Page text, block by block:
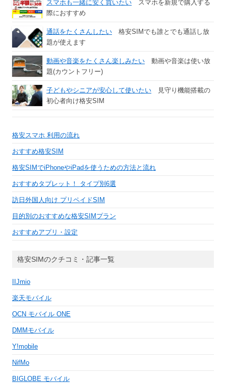
スマホも一緒に安く買いたい スマホを新規で購入する
際におすすめ
通話をたくさんしたい 格安SIMでも誰とでも通話し放
題が使えます
動画や音楽をたくさん楽しみたい 動画や音楽は使い放
題(カウントフリー)
子どもやシニアが安心して使いたい 見守り機能搭載の
初心者向け格安SIM
格安スマホ 利用の流れ
おすすめ格安SIM
格安SIMでiPhoneやiPadを使うための方法と流れ
おすすめタブレット！ タイプ別6選
訪日外国人向け プリペイドSIM
目的別のおすすめな格安SIMプラン
おすすめアプリ・設定
格安SIMのクチコミ・記事一覧
IIJmio
楽天モバイル
OCN モバイル ONE
DMMモバイル
Y!mobile
NifMo
BIGLOBE モバイル